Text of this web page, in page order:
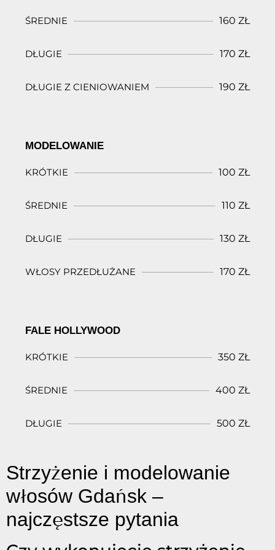
ŚREDNIE 160 ZŁ
DŁUGIE 170 ZŁ
DŁUGIE Z CIENIOWANIEM 190 ZŁ
MODELOWANIE
KRÓTKIE 100 ZŁ
ŚREDNIE 110 ZŁ
DŁUGIE 130 ZŁ
WŁOSY PRZEDŁUŻANE 170 ZŁ
FALE HOLLYWOOD
KRÓTKIE 350 ZŁ
ŚREDNIE 400 ZŁ
DŁUGIE 500 ZŁ
Strzyżenie i modelowanie
włosów Gdańsk –
najczęstsze pytania